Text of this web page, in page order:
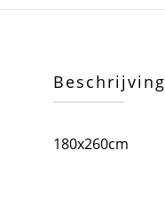
Beschrijving
180x260cm